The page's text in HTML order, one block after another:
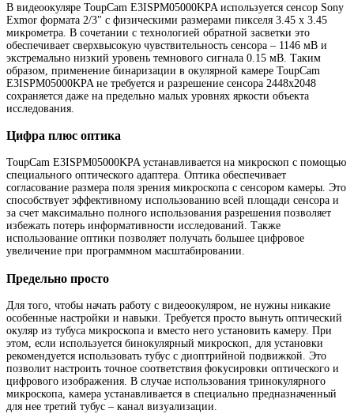
В видеоокуляре ToupCam E3ISPM05000KPA используется сенсор Sony
Exmor формата 2/3" с физическими размерами пикселя 3.45 х 3.45
микрометра. В сочетании с технологией обратной засветки это
обеспечивает сверхвысокую чувствительность сенсора – 1146 мВ и
экстремально низкий уровень темнового сигнала 0.15 мВ. Таким
образом, применение бинаризации в окулярной камере ToupCam
E3ISPM05000KPA не требуется и разрешение сенсора 2448x2048
сохраняется даже на предельно малых уровнях яркости объекта
исследования.
Цифра плюс оптика
ToupCam E3ISPM05000KPA устанавливается на микроскоп с помощью
специального оптического адаптера. Оптика обеспечивает
согласование размера поля зрения микроскопа с сенсором камеры. Это
способствует эффективному использованию всей площади сенсора и
за счет максимально полного использования разрешения позволяет
избежать потерь информативности исследований. Также
использование оптики позволяет получать большее цифровое
увеличение при программном масштабировании.
Предельно просто
Для того, чтобы начать работу с видеоокуляром, не нужны никакие
особенные настройки и навыки. Требуется просто вынуть оптический
окуляр из тубуса микроскопа и вместо него установить камеру. При
этом, если используется бинокулярный микроскоп, для установки
рекомендуется использовать тубус с диоптрийной подвижкой. Это
позволит настроить точное соответствия фокусировки оптического и
цифрового изображения. В случае использования тринокулярного
микроскопа, камера устанавливается в специально предназначенный
для нее третий тубус – канал визуализации.